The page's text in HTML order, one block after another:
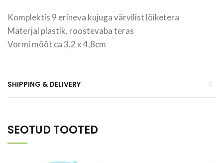
Komplektis 9 erineva kujuga värvilist lõiketera
Materjal plastik, roostevaba teras
Vormi mõõt ca 3,2 x 4,8cm
SHIPPING & DELIVERY
SEOTUD TOOTED